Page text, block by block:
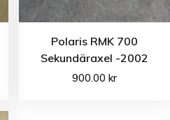
Polaris RMK 700
Sekundäraxel -2002
900.00 kr